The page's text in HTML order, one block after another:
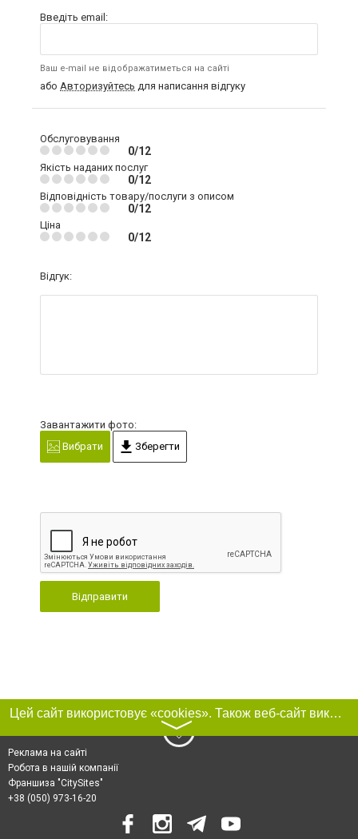
Введіть email:
Ваш e-mail не відображатиметься на сайті
або Авторизуйтесь для написання відгуку
Обслуговування
0/12
Якість наданих послуг
0/12
Відповідність товару/послуги з описом
0/12
Ціна
0/12
Відгук:
Завантажити фото:
Вибрати
Зберегти
Відправити
Цей сайт використовує «cookies». Також веб-сайт використовує інтернет-сервіс для збору технічних даних стосовно відвідувачів з метою отримання маркетингової та статистичної інформації. Умови обробки даних відвідувачів сайту див.
〉
Реклама на сайті
Робота в нашій компанії
Франшиза "CitySites"
+38 (050) 973-16-20